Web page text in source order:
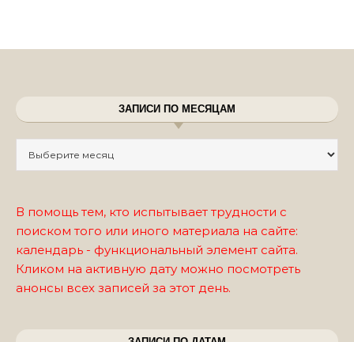
ЗАПИСИ ПО МЕСЯЦАМ
В помощь тем, кто испытывает трудности с
поиском того или иного материала на сайте:
календарь - функциональный элемент сайта.
Кликом на активную дату можно посмотреть
анонсы всех записей за этот день.